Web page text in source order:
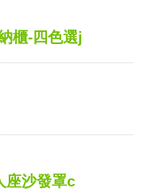
櫃-四色選j
座沙發罩c